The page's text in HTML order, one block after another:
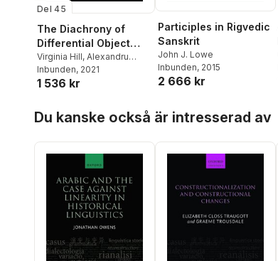
Del 45
The Diachrony of
Differential Object
Marking in Romanian
Virginia Hill, Alexandru
Mardale
Inbunden, 2021
1 536 kr
Participles in Rigvedic
Sanskrit
John J. Lowe
Inbunden, 2015
2 666 kr
Du kanske också är intresserad av